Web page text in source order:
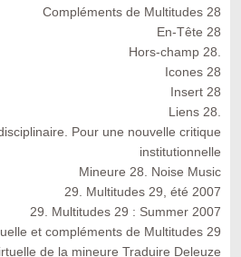
Compléments de Multitudes 28
En-Tête 28
Hors-champ 28.
Icones 28
Insert 28
Liens 28.
Pour une nouvelle critique
institutionnelle
Mineure 28. Noise Music
29. Multitudes 29, été 2007
29. Multitudes 29 : Summer 2007
et compléments de Multitudes 29
de la mineure Traduire Deleuze